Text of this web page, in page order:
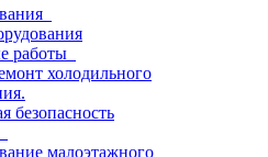
работы
холодильного
безопасность
малоэтажного